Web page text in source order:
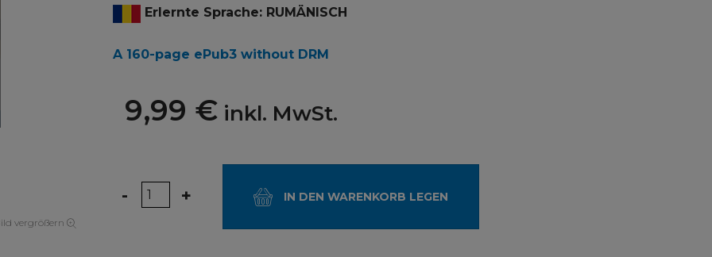
vergrößern
Erlernte Sprache: RUMÄNISCH
A 160-page ePub3 without DRM
9,99 €inkl. MwSt.
Menge
- + IN DEN WARENKORB LEGEN